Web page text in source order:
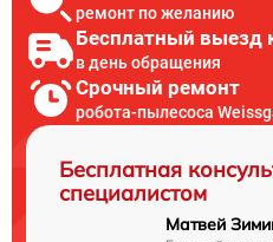
ремонт по желанию
Бесплатный выезд
в день обращения
Срочный ремонт
робота-пылесоса
Бесплатная
специалистом
Матвей